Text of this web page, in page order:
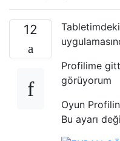
12
Profilime
görüyorum
Oyun
Bu ayarı